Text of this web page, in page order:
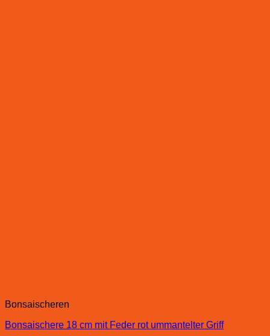
Bonsaischeren
Bonsaischere 18 cm mit Feder rot ummantelter Griff